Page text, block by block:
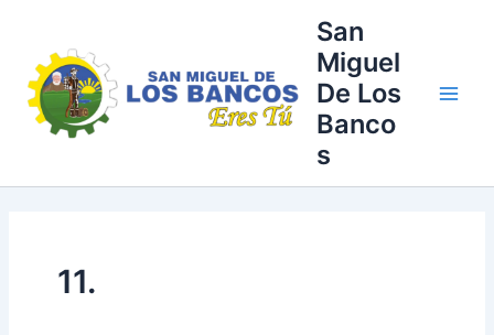
contenido
San
Miguel
De Los
Banco
s
11.